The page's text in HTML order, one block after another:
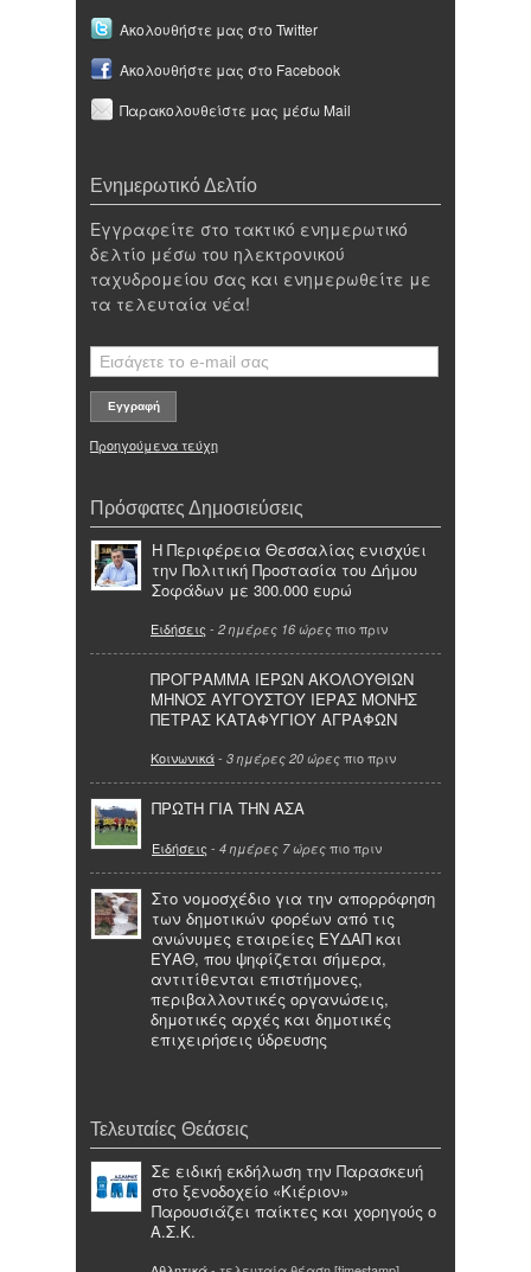
Ακολουθήστε μας στο Twitter
Ακολουθήστε μας στο Facebook
Παρακολουθείστε μας μέσω Mail
Ενημερωτικό Δελτίο
Εγγραφείτε στο τακτικό ενημερωτικό
δελτίο μέσω του ηλεκτρονικού
ταχυδρομείου σας και ενημερωθείτε με
τα τελευταία νέα!
Προηγούμενα τεύχη
Πρόσφατες Δημοσιεύσεις
Η Περιφέρεια Θεσσαλίας ενισχύει
την Πολιτική Προστασία του Δήμου
Σοφάδων με 300.000 ευρώ
Ειδήσεις - 2 ημέρες 16 ώρες πιο πριν
ΠΡΟΓΡΑΜΜΑ ΙΕΡΩΝ ΑΚΟΛΟΥΘΙΩΝ
ΜΗΝΟΣ ΑΥΓΟΥΣΤΟΥ ΙΕΡΑΣ ΜΟΝΗΣ
ΠΕΤΡΑΣ ΚΑΤΑΦΥΓΙΟΥ ΑΓΡΑΦΩΝ
Κοινωνικά- 3 ημέρες 20 ώρες πιο πριν
ΠΡΩΤΗ ΓΙΑ ΤΗΝ ΑΣΑ
Ειδήσεις - 4 ημέρες 7 ώρες πιο πριν
Στο νομοσχέδιο για την απορρόφηση
των δημοτικών φορέων από τις
ανώνυμες εταιρείες ΕΥΔΑΠ και
ΕΥΑΘ, που ψηφίζεται σήμερα,
αντιτίθενται επιστήμονες,
περιβαλλοντικές οργανώσεις,
δημοτικές αρχές και δημοτικές
επιχειρήσεις ύδρευσης
Τελευταίες Θεάσεις
Σε ειδική εκδήλωση την Παρασκευή
στο ξενοδοχείο «Κιέριον»
Παρουσιάζει παίκτες και χορηγούς ο
Α.Σ.Κ.